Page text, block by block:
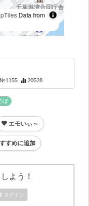
Data from
20528
ば
エモいぃ～
すめに追加
よう！
ログイン